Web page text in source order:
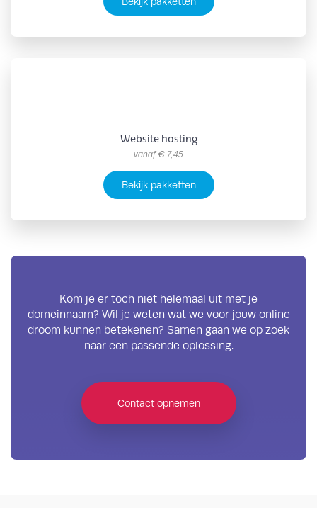
Website hosting
vanaf€ 7,45
Bekijk pakketten
Kom je er toch niet helemaal uit met je
domeinnaam? Wil je weten wat we voor jouw online
droom kunnen betekenen? Samen gaan we op zoek
naar een passende oplossing.
Contact opnemen